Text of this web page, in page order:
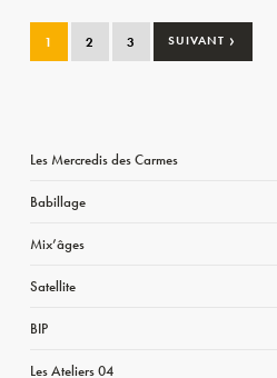
1 2 3 SUIVANT ›
Les Mercredis des Carmes
Babillage
Mix’âges
Satellite
BIP
Les Ateliers 04